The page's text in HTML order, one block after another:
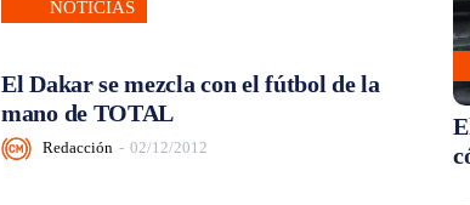
NOTICIAS
El Dakar se mezcla con el fútbol de la
mano de TOTAL
Redacción - 02/12/2012